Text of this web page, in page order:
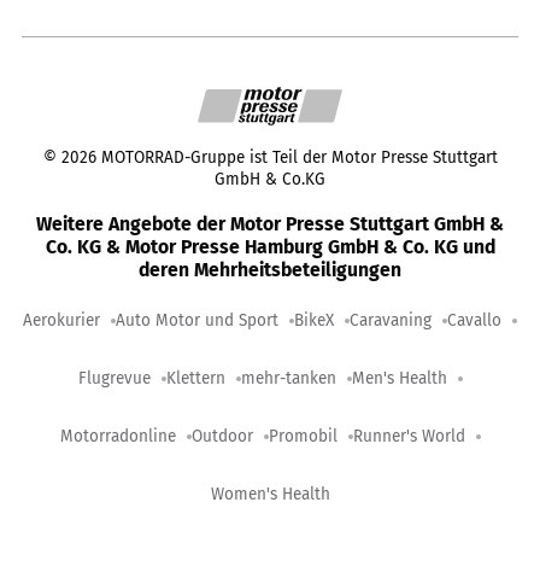
© 2026 MOTORRAD-Gruppe ist Teil der Motor Presse Stuttgart
GmbH & Co.KG
Weitere Angebote der Motor Presse Stuttgart GmbH &
Co. KG & Motor Presse Hamburg GmbH & Co. KG und
deren Mehrheitsbeteiligungen
Aerokurier Auto Motor und Sport BikeX Caravaning Cavallo
Flugrevue Klettern mehr-tanken Men's Health
Motorradonline Outdoor Promobil Runner's World
Women's Health